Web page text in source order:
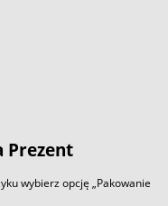
Prezent
wybierz opcję „Pakowanie